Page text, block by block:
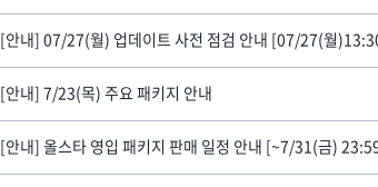
[안내] 07/27(월) 업데이트 사전 점검 안내 [07/27(월
[안내] 7/23(목) 주요 패키지 안내
[안내] 올스타 영입 패키지 판매 일정 안내 [~7/31(금)